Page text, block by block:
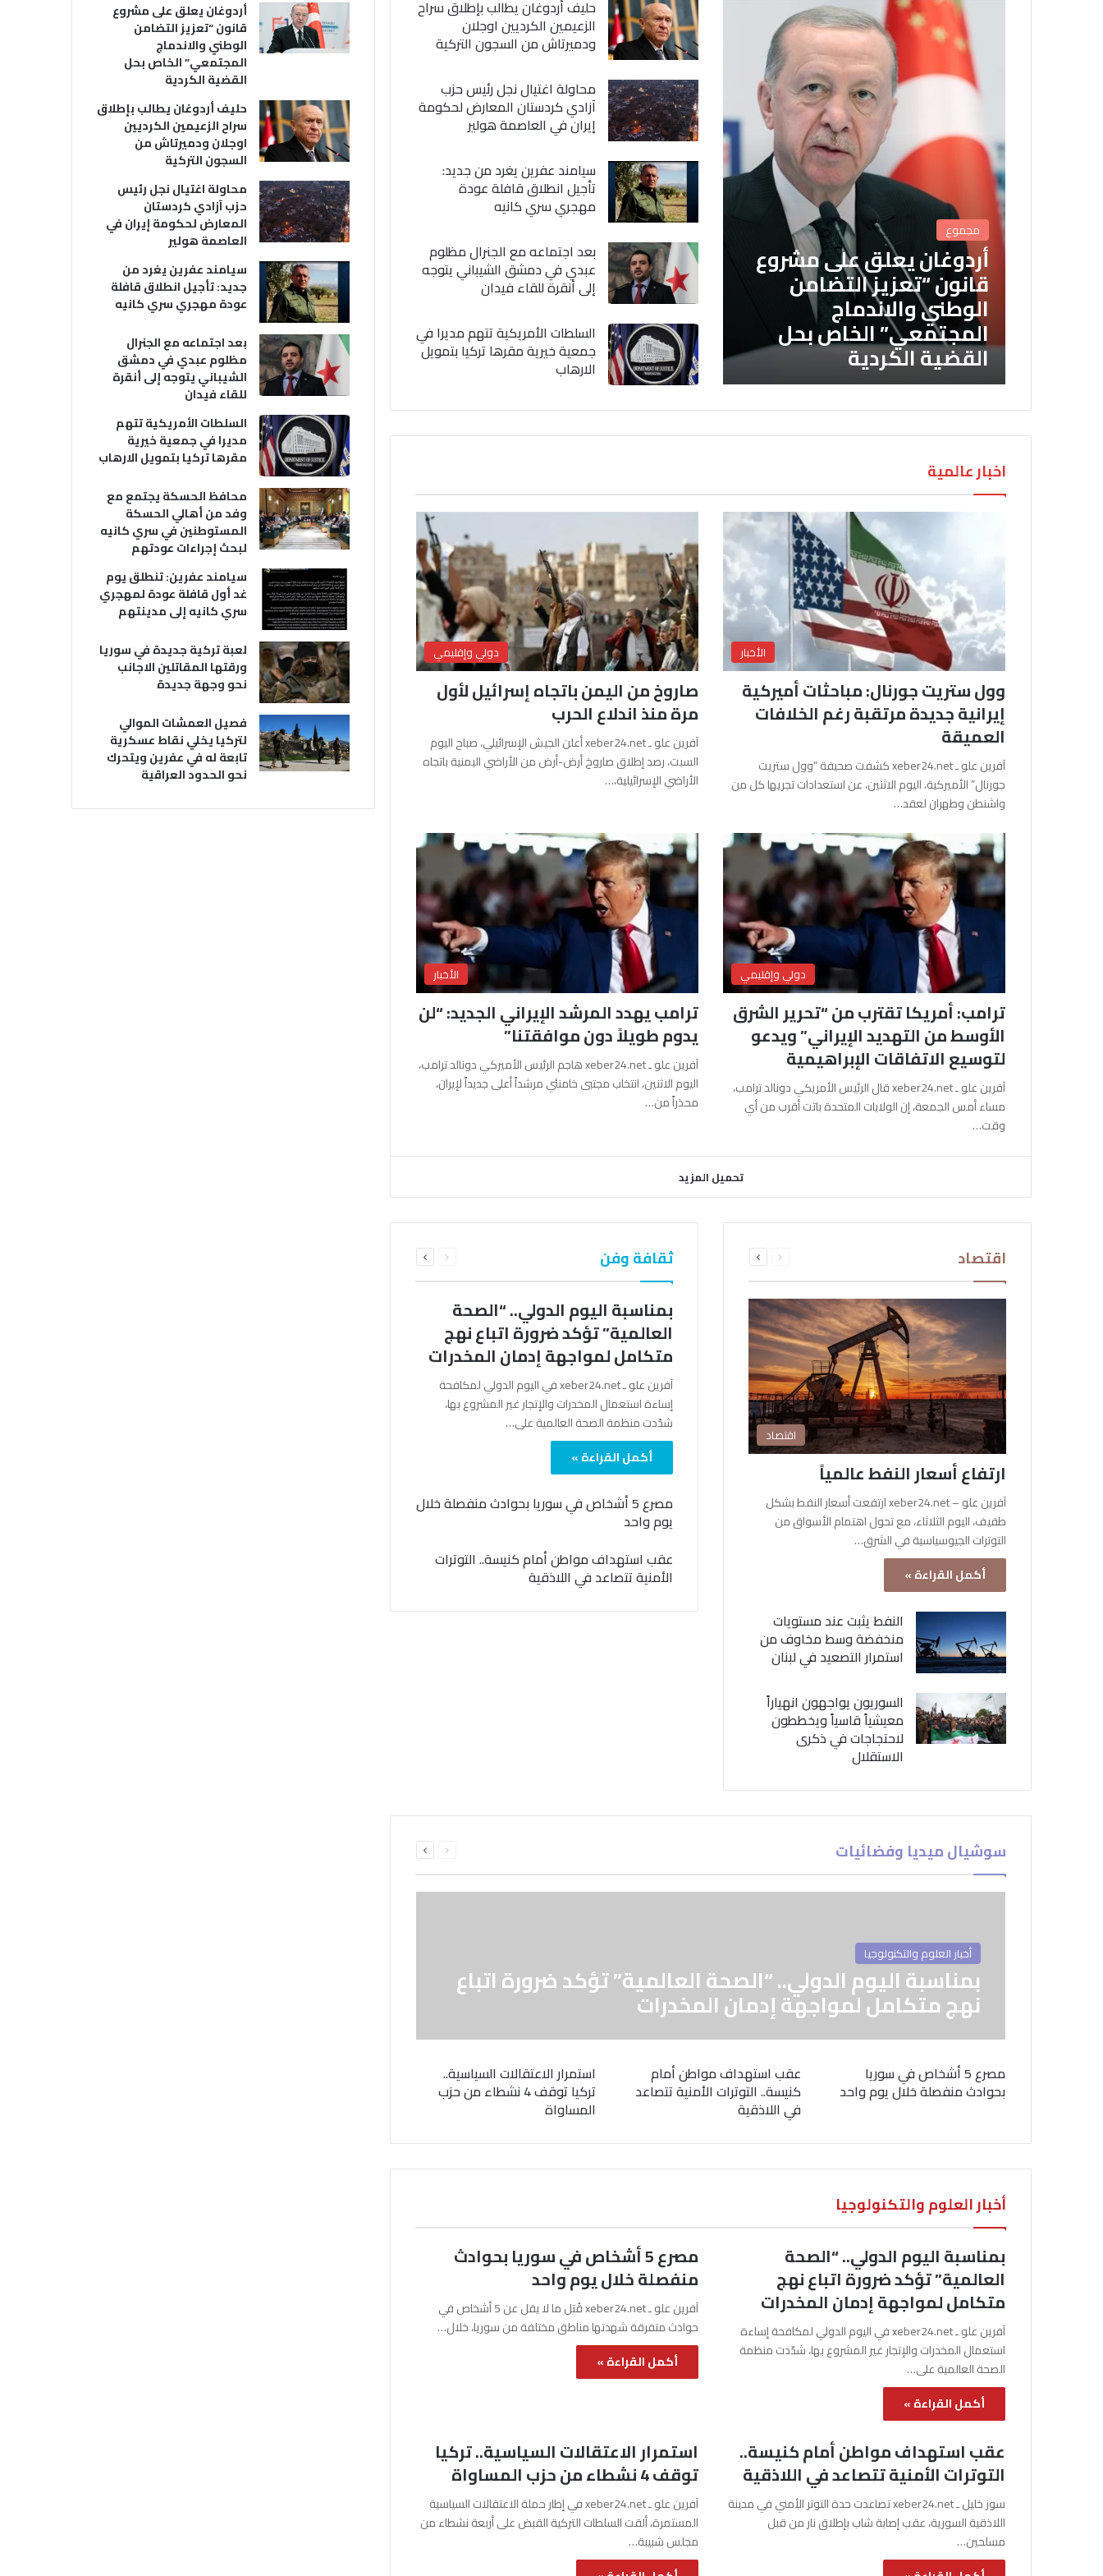
مجموع
أردوغان يعلق على مشروع
قانون “تعزيز التضامن
الوطني والاندماج
المجتمعي” الخاص بحل
القضية الكردية
حليف أردوغان يطالب بإطلاق سراح
الزعيمين الكرديين اوجلان
ودميرتاش من السجون التركية
محاولة اغتيال نجل رئيس حزب
آزادي كردستان المعارض لحكومة
إيران في العاصمة هولير
سيامند عفرين يغرد من جديد:
تأجيل انطلاق قافلة عودة
مهجري سري كانيه
بعد اجتماعه مع الجنرال مظلوم
عبدي في دمشق الشيباني يتوجه
إلى أنقرة للقاء فيدان
السلطات الأمريكية تتهم مديرا في
جمعية خيرية مقرها تركيا بتمويل
الارهاب
اخبار عالمية
الأخبار
وول ستريت جورنال: مباحثات أميركية
إيرانية جديدة مرتقبة رغم الخلافات
العميقة
آفرين علو ـ xeber24.net كشفت صحيفة “وول ستريت
جورنال” الأميركية، اليوم الاثنين، عن استعدادات تجريها كل من
واشنطن وطهران لعقد…
دولي وإقليمي
صاروخ من اليمن باتجاه إسرائيل لأول
مرة منذ اندلاع الحرب
آفرين علو ـ xeber24.net أعلن الجيش الإسرائيلي، صباح اليوم
السبت، رصد إطلاق صاروخ أرض-أرض من الأراضي اليمنية باتجاه
الأراضي الإسرائيلية،…
دولي وإقليمي
ترامب: أمريكا تقترب من “تحرير الشرق
الأوسط من التهديد الإيراني” ويدعو
لتوسيع الاتفاقات الإبراهيمية
آفرين علو ـ xeber24.net قال الرئيس الأمريكي دونالد ترامب،
مساء أمس الجمعة، إن الولايات المتحدة باتت أقرب من أي
وقت…
الأخبار
ترامب يهدد المرشد الإيراني الجديد: “لن
يدوم طويلاً دون موافقتنا”
آفرين علو ـ xeber24.net هاجم الرئيس الأميركي دونالد ترامب،
اليوم الاثنين، انتخاب مجتبى خامنئي مرشداً أعلى جديداً لإيران،
محذراً من…
تحميل المزيد
اقتصاد الصفحةالصفحة
اقتصاد
ارتفاع أسعار النفط عالمياً
آفرين علو – xeber24.net ارتفعت أسعار النفط بشكل
طفيف، اليوم الثلاثاء، مع تحول اهتمام الأسواق من
التوترات الجيوسياسية في الشرق…
أكمل القراءة »
النفط يثبت عند مستويات
منخفضة وسط مخاوف من
استمرار التصعيد في لبنان
السوريون يواجهون انهياراً
معيشياً قاسياً ويخططون
لاحتجاجات في ذكرى
الاستقلال
ثقافة وفن الصفحةالصفحة
بمناسبة اليوم الدولي.. “الصحة
العالمية” تؤكد ضرورة اتباع نهج
متكامل لمواجهة إدمان المخدرات
آفرين علو ـ xeber24.net في اليوم الدولي لمكافحة
إساءة استعمال المخدرات والإتجار غير المشروع بها،
شدّدت منظمة الصحة العالمية على…
أكمل القراءة »
مصرع 5 أشخاص في سوريا بحوادث منفصلة خلال
يوم واحد
عقب استهداف مواطن أمام كنيسة.. التوترات
الأمنية تتصاعد في اللاذقية
سوشيال ميديا وفضائيات الصفحةالصفحة
أخبار العلوم والتكنولوجيا
بمناسبة اليوم الدولي.. “الصحة العالمية” تؤكد ضرورة اتباع
نهج متكامل لمواجهة إدمان المخدرات
مصرع 5 أشخاص في سوريا
بحوادث منفصلة خلال يوم واحد
عقب استهداف مواطن أمام
كنيسة.. التوترات الأمنية تتصاعد
في اللاذقية
استمرار الاعتقالات السياسية..
تركيا توقف 4 نشطاء من حزب
المساواة
أخبار العلوم والتكنولوجيا
بمناسبة اليوم الدولي.. “الصحة
العالمية” تؤكد ضرورة اتباع نهج
متكامل لمواجهة إدمان المخدرات
آفرين علو ـ xeber24.net في اليوم الدولي لمكافحة إساءة
استعمال المخدرات والإتجار غير المشروع بها، شدّدت منظمة
الصحة العالمية على…
أكمل القراءة »
مصرع 5 أشخاص في سوريا بحوادث
منفصلة خلال يوم واحد
آفرين علو ـ xeber24.net قُتل ما لا يقل عن 5 أشخاص في
حوادث متفرقة شهدتها مناطق مختلفة من سوريا، خلال…
أكمل القراءة »
عقب استهداف مواطن أمام كنيسة..
التوترات الأمنية تتصاعد في اللاذقية
سوز خليل ـ xeber24.net تصاعدت حدة التوتر الأمني في مدينة
اللاذقية السورية، عقب إصابة شاب بإطلاق نار من قبل
مسلحين…
استمرار الاعتقالات السياسية.. تركيا
توقف 4 نشطاء من حزب المساواة
آفرين علو ـ xeber24.net في إطار حملة الاعتقالات السياسية
المستمرة، ألقت السلطات التركية القبض على أربعة نشطاء من
مجلس شبيبة…
أردوغان يعلق على مشروع
قانون “تعزيز التضامن
الوطني والاندماج
المجتمعي” الخاص بحل
القضية الكردية
حليف أردوغان يطالب بإطلاق
سراح الزعيمين الكرديين
اوجلان ودميرتاش من
السجون التركية
محاولة اغتيال نجل رئيس
حزب آزادي كردستان
المعارض لحكومة إيران في
العاصمة هولير
سيامند عفرين يغرد من
جديد: تأجيل انطلاق قافلة
عودة مهجري سري كانيه
بعد اجتماعه مع الجنرال
مظلوم عبدي في دمشق
الشيباني يتوجه إلى أنقرة
للقاء فيدان
السلطات الأمريكية تتهم
مديرا في جمعية خيرية
مقرها تركيا بتمويل الارهاب
محافظ الحسكة يجتمع مع
وفد من أهالي الحسكة
المستوطنين في سري كانيه
لبحث إجراءات عودتهم
سيامند عفرين: تنطلق يوم
غد أول قافلة عودة لمهجري
سري كانيه إلى مدينتهم
لعبة تركية جديدة في سوريا
ورقتها المقاتلين الاجانب
نحو وجهة جديدة
فصيل العمشات الموالي
لتركيا يخلي نقاط عسكرية
تابعة له في عفرين ويتحرك
نحو الحدود العراقية